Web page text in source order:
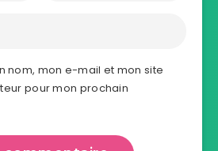
nom, mon e-mail et mon site
pour mon prochain